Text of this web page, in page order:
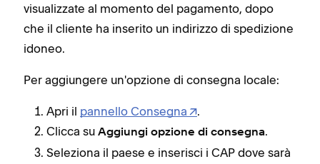
visualizzate al momento del pagamento, dopo
che il cliente ha inserito un indirizzo di spedizione
idoneo.
Per aggiungere un'opzione di consegna locale:
Apri il pannello Consegna
.
Clicca su Aggiungi opzione di consegna.
Seleziona il paese e inserisci i CAP dove sarà